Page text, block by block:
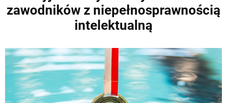
zawodników z niepełnosprawnością
intelektualną